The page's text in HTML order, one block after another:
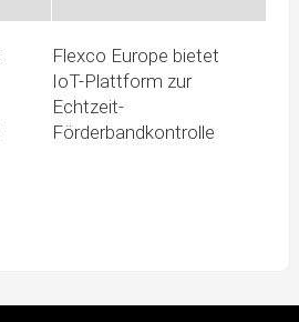
Flexco Europe bietet
IoT-Plattform zur
Echtzeit-
Förderbandkontrolle